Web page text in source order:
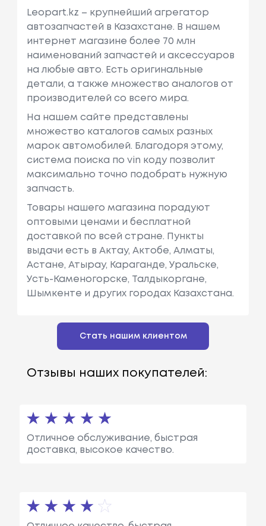
Leopart.kz – крупнейший агрегатор
автозапчастей в Казахстане. В нашем
интернет магазине более 70 млн
наименований запчастей и аксессуаров
на любые авто. Есть оригинальные
детали, а также множество аналогов от
производителей со всего мира.
На нашем сайте представлены
множество каталогов самых разных
марок автомобилей. Благодоря этому,
система поиска по vin коду позволит
максимально точно подобрать нужную
запчасть.
Товары нашего магазина порадуют
оптовыми ценами и бесплатной
доставкой по всей стране. Пункты
выдачи есть в Актау, Актобе, Алматы,
Астане, Атырау, Караганде, Уральске,
Усть-Каменогорске, Талдыкоргане,
Шымкенте и других городах Казахстана.
Стать нашим клиентом
Отзывы наших покупателей:
Отличное обслуживание, быстрая
доставка, высокое качество.